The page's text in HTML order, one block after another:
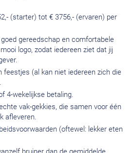
(starter) tot € 3756,- (ervaren) per
gereedschap en comfortabele
logo, zodat iedereen ziet dat jij
feestjes (al kan niet iedereen zich die
4-wekelijkse betaling.
vak-gekkies, die samen voor één
afleveren.
(oftewel: lekker eten